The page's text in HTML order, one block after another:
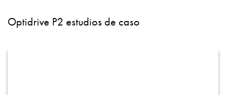
Optidrive P2 estudios de caso